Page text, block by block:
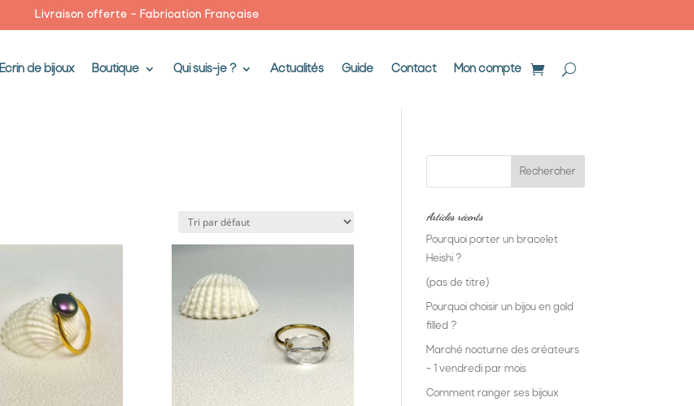
Livraison offerte – Fabrication Française
Ecrin de bijoux Boutique Qui suis-je ? Actualités Guide Contact Mon compte
Articles récents
Pourquoi porter un bracelet
Heishi ?
(pas de titre)
Pourquoi choisir un bijou en gold
filled ?
Marché nocturne des créateurs
– 1 vendredi par mois
Comment ranger ses bijoux